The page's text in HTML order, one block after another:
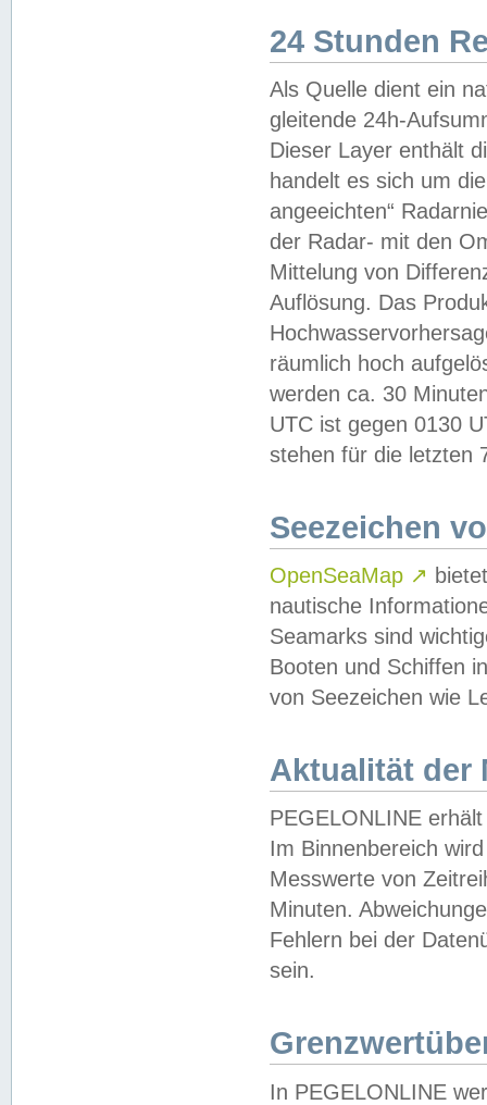
24 Stunden
Als Quelle dient ein
gleitende 24h-
Dieser Layer enthält
handelt es sich um
angeeichten“
der Radar- mit den
Mittelung von
Auflösung. Das
räumlich hoch
werden ca. 30
UTC ist gegen 0130
stehen für die letzten
Seezeichen
OpenSeaMap ↗
nautische
Seamarks sind
Booten und Schiffen
von Seezeichen wie
Aktualität der
PEGELONLINE
Im Binnenbereich
Messwerte von
Minuten.
Fehlern bei der
sein.
In PEGELONLINE